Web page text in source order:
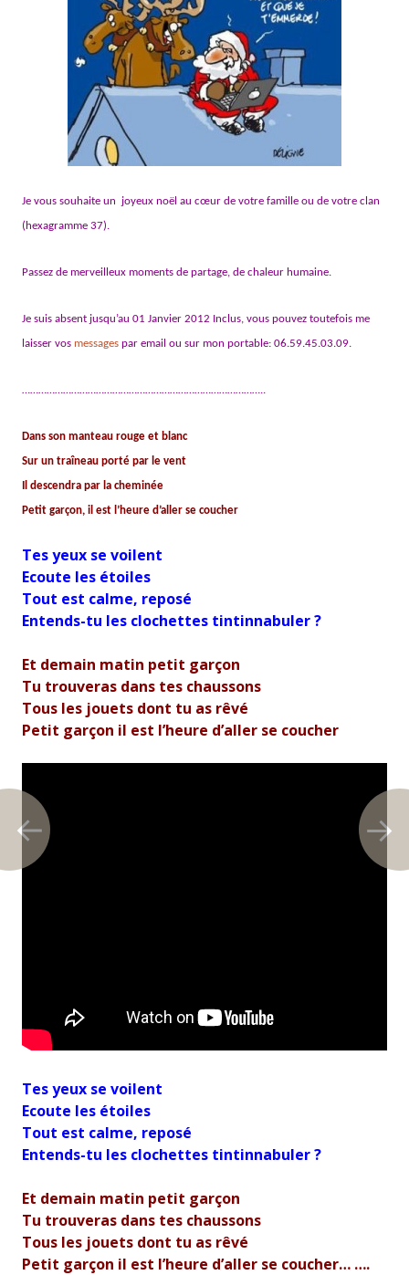
Je vous souhaite un joyeux noël au cœur de votre famille ou de votre clan
(hexagramme 37).
Passez de merveilleux moments de partage, de chaleur humaine.
Je suis absent jusqu’au 01 Janvier 2012 Inclus, vous pouvez toutefois me
laisser vos messages par email ou sur mon portable: 06.59.45.03.09.
……………………………………………………………………………..
Dans son manteau rouge et blanc
Sur un traîneau porté par le vent
Il descendra par la cheminée
Petit garçon, il est l’heure d’aller se coucher
Tes yeux se voilent
Ecoute les étoiles
Tout est calme, reposé
Entends-tu les clochettes tintinnabuler ?
Et demain matin petit garçon
Tu trouveras dans tes chaussons
Tous les jouets dont tu as rêvé
Petit garçon il est l’heure d’aller se coucher
Tes yeux se voilent
Ecoute les étoiles
Tout est calme, reposé
Entends-tu les clochettes tintinnabuler ?
Et demain matin petit garçon
Tu trouveras dans tes chaussons
Tous les jouets dont tu as rêvé
Petit garçon il est l’heure d’aller se coucher… ….